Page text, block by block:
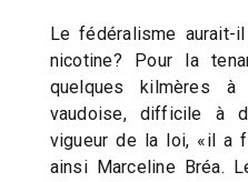
Le fédéralisme
nicotine? Pour la
quelques kilmères
vaudoise, difficile à
vigueur de la loi, «il a
ainsi Marceline Bréa.